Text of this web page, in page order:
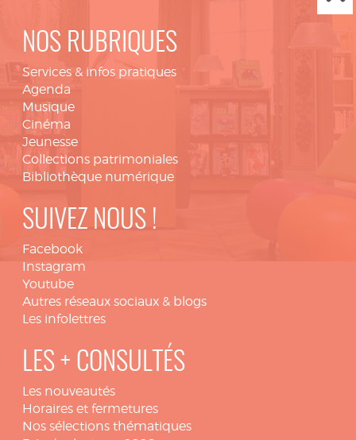
NOS RUBRIQUES
Services & infos pratiques
Agenda
Musique
Cinéma
Jeunesse
Collections patrimoniales
Bibliothèque numérique
SUIVEZ NOUS !
Facebook
Instagram
Youtube
Autres réseaux sociaux & blogs
Les infolettres
LES + CONSULTÉS
Les nouveautés
Horaires et fermetures
Nos sélections thématiques